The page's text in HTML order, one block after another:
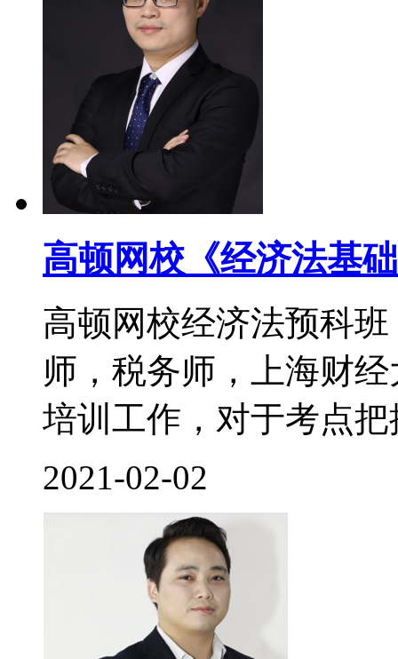
高顿网校《经济法基
高顿网校经济法预科
师，税务师，上海财
培训工作，对于考点
2021-02-02